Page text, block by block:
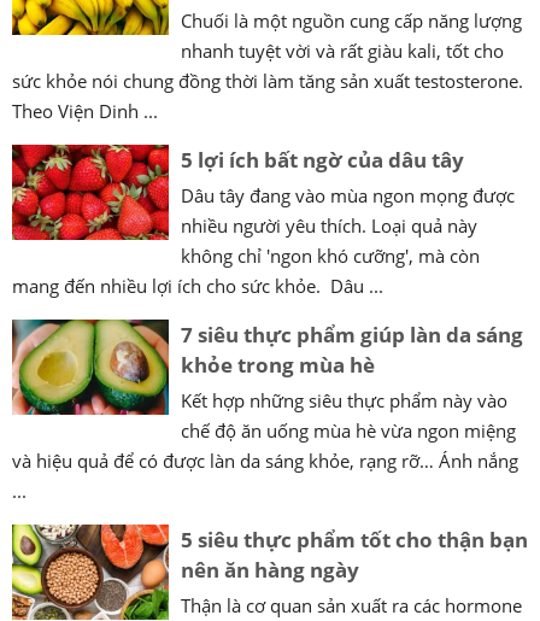
Chuối là một nguồn cung cấp năng lượng
nhanh tuyệt vời và rất giàu kali, tốt cho
sức khỏe nói chung đồng thời làm tăng sản xuất testosterone.
Theo Viện Dinh ...
5 lợi ích bất ngờ của dâu tây
Dâu tây đang vào mùa ngon mọng được
nhiều người yêu thích. Loại quả này
không chỉ 'ngon khó cưỡng', mà còn
mang đến nhiều lợi ích cho sức khỏe. Dâu ...
7 siêu thực phẩm giúp làn da sáng
khỏe trong mùa hè
Kết hợp những siêu thực phẩm này vào
chế độ ăn uống mùa hè vừa ngon miệng
và hiệu quả để có được làn da sáng khỏe, rạng rỡ… Ánh nắng
...
5 siêu thực phẩm tốt cho thận bạn
nên ăn hàng ngày
Thận là cơ quan sản xuất ra các hormone